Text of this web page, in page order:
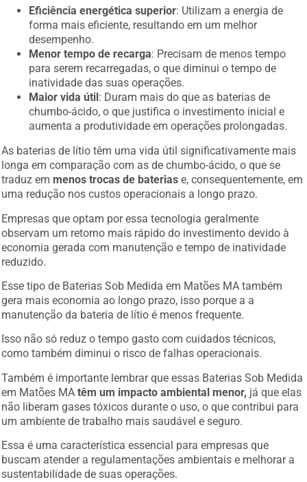
Eficiência energética superior: Utilizam a energia de
forma mais eficiente, resultando em um melhor
desempenho.
Menor tempo de recarga: Precisam de menos tempo
para serem recarregadas, o que diminui o tempo de
inatividade das suas operações.
Maior vida útil : Duram mais do que as baterias de
chumbo-ácido, o que justifica o investimento inicial e
aumenta a produtividade em operações prolongadas.
As baterias de lítio têm uma vida útil significativamente mais
longa em comparação com as de chumbo-ácido, o que se
traduz em menos trocas de baterias e, consequentemente, em
uma redução nos custos operacionais a longo prazo.
Empresas que optam por essa tecnologia geralmente
observam um retorno mais rápido do investimento devido à
economia gerada com manutenção e tempo de inatividade
reduzido.
Esse tipo de Baterias Sob Medida em Matões MA também
gera mais economia ao longo prazo, isso porque a a
manutenção da bateria de lítio é menos frequente.
Isso não só reduz o tempo gasto com cuidados técnicos,
como também diminui o risco de falhas operacionais.
Também é importante lembrar que essas Baterias Sob Medida
em Matões MAtêm um impacto ambiental menor, já que elas
não liberam gases tóxicos durante o uso, o que contribui para
um ambiente de trabalho mais saudável e seguro.
Essa é uma característica essencial para empresas que
buscam atender a regulamentações ambientais e melhorar a
sustentabilidade de suas operações.